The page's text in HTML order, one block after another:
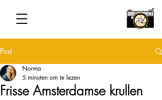
Post
Frisse Amsterdamse krullen
Norma
5 minuten om te lezen